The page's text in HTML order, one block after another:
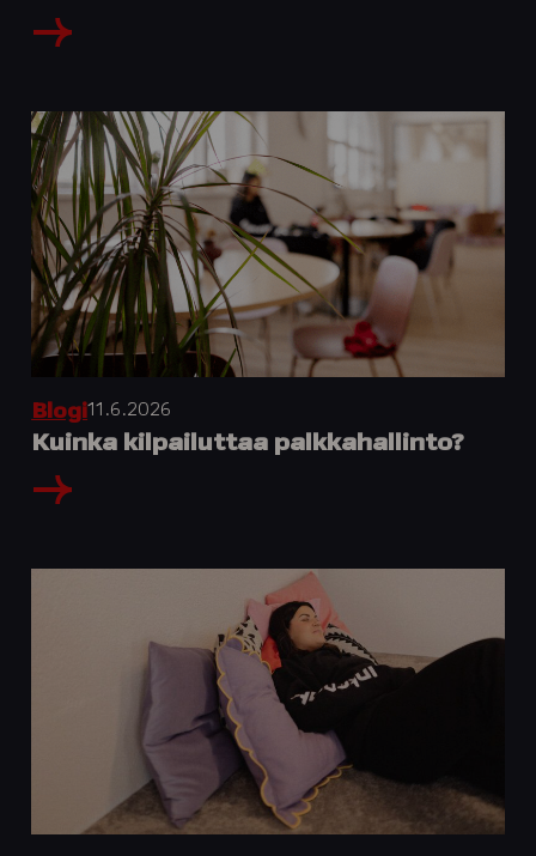
Blogi11.6.2026
Kuinka kilpailuttaa palkkahallinto?